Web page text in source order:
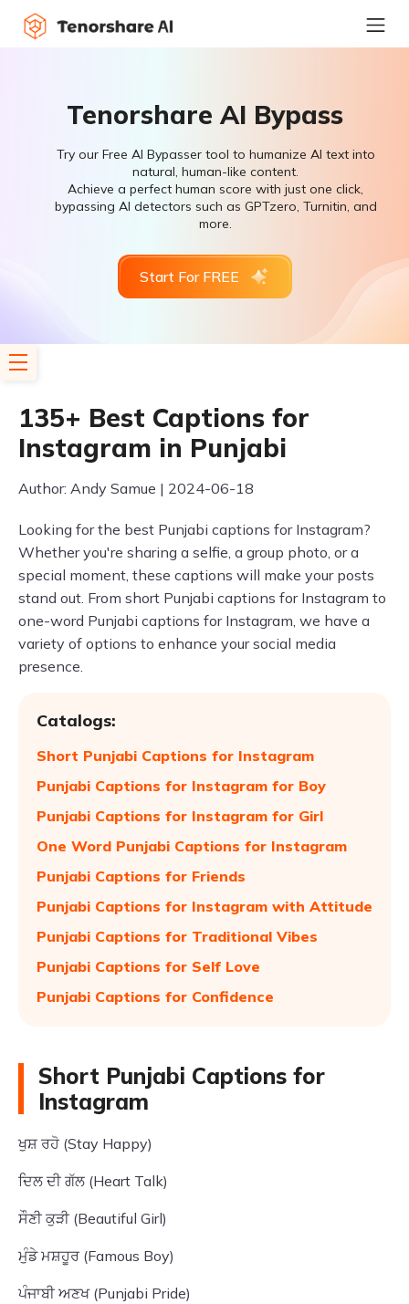
Tenorshare AI Bypass
Try our Free AI Bypasser tool to humanize AI text into
natural, human-like content.
Achieve a perfect human score with just one click,
bypassing AI detectors such as GPTzero, Turnitin, and
more.
Start For FREE
135+ Best Captions for
Instagram in Punjabi
Author: Andy Samue | 2024-06-18
Looking for the best Punjabi captions for Instagram?
Whether you're sharing a selfie, a group photo, or a
special moment, these captions will make your posts
stand out. From short Punjabi captions for Instagram to
one-word Punjabi captions for Instagram, we have a
variety of options to enhance your social media
presence.
Catalogs:
Short Punjabi Captions for Instagram
Punjabi Captions for Instagram for Boy
Punjabi Captions for Instagram for Girl
One Word Punjabi Captions for Instagram
Punjabi Captions for Friends
Punjabi Captions for Instagram with Attitude
Punjabi Captions for Traditional Vibes
Punjabi Captions for Self Love
Punjabi Captions for Confidence
Short Punjabi Captions for
Instagram
ਖੁਸ਼ ਰਹੋ (Stay Happy)
ਦਿਲ ਦੀ ਗੱਲ (Heart Talk)
ਸੌਣੀ ਕੁੜੀ (Beautiful Girl)
ਮੁੰਡੇ ਮਸ਼ਹੂਰ (Famous Boy)
ਪੰਜਾਬੀ ਅਣਖ (Punjabi Pride)